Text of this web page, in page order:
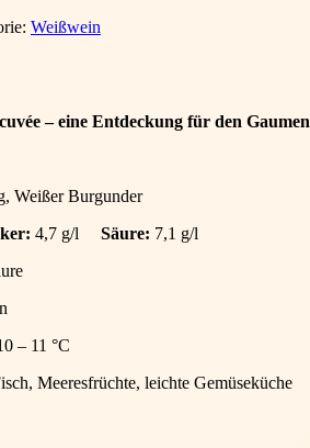
Weißwein
– eine Entdeckung für den Gaumen
Weißer Burgunder
4,7 g/l Säure: 7,1 g/l
– 11 °C
Meeresfrüchte, leichte Gemüseküche